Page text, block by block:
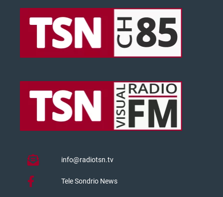
info@radiotsn.tv
Tele Sondrio News